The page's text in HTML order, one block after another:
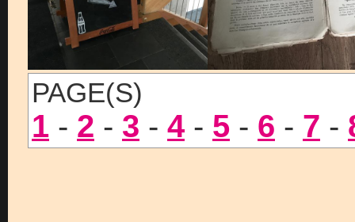
PAGE(S)
1 - 2 - 3 - 4 - 5 - 6 - 7 -